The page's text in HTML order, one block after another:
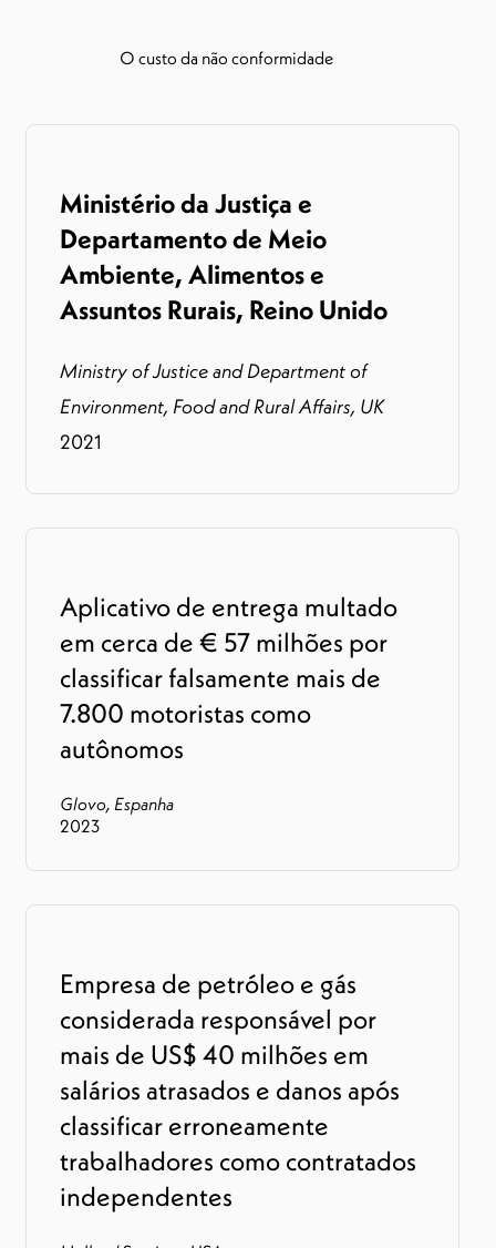
O custo da não conformidade
Ministério da Justiça e
Departamento de Meio
Ambiente, Alimentos e
Assuntos Rurais, Reino Unido
Ministry of Justice and Department of
Environment, Food and Rural Affairs, UK
2021
Aplicativo de entrega multado
em cerca de € 57 milhões por
classificar falsamente mais de
7.800 motoristas como
autônomos
Glovo, Espanha
2023
Empresa de petróleo e gás
considerada responsável por
mais de US$ 40 milhões em
salários atrasados e danos após
classificar erroneamente
trabalhadores como contratados
independentes